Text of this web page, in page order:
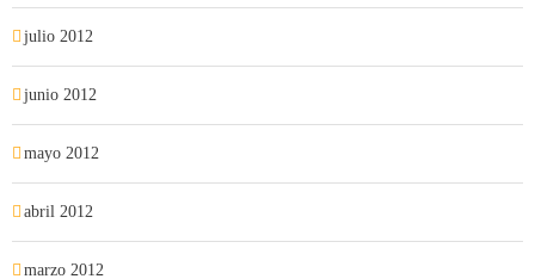
julio 2012
junio 2012
mayo 2012
abril 2012
marzo 2012